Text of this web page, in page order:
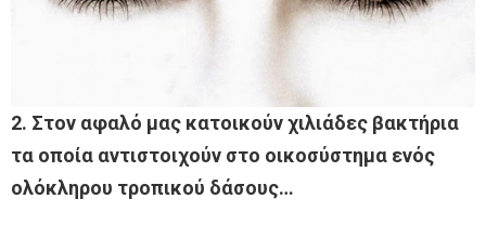
2. Στον αφαλό μας κατοικούν χιλιάδες βακτήρια
τα οποία αντιστοιχούν στο οικοσύστημα ενός
ολόκληρου τροπικού δάσους…